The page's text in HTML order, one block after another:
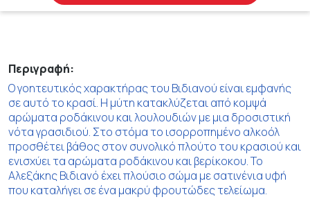
Περιγραφή:
Ο γοητευτικός χαρακτήρας του Βιδιανού είναι εμφανής
σε αυτό το κρασί. Η μύτη κατακλύζεται από κομψά
αρώματα ροδάκινου και λουλουδιών με μια δροσιστική
νότα γρασιδιού. Στο στόμα το ισορροπημένο αλκοόλ
προσθέτει βάθος στον συνολικό πλούτο του κρασιού και
ενισχύει τα αρώματα ροδάκινου και βερίκοκου. Το
Αλεξάκης Βιδιανό έχει πλούσιο σώμα με σατινένια υφή
που καταλήγει σε ένα μακρύ φρουτώδες τελείωμα.